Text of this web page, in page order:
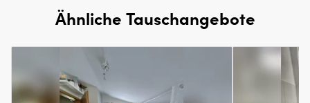
Ähnliche Tauschangebote